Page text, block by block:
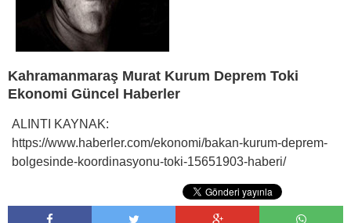
Kahramanmaraş Murat Kurum Deprem Toki
Ekonomi Güncel Haberler
ALINTI KAYNAK:
https://www.haberler.com/ekonomi/bakan-kurum-deprem-
bolgesinde-koordinasyonu-toki-15651903-haberi/